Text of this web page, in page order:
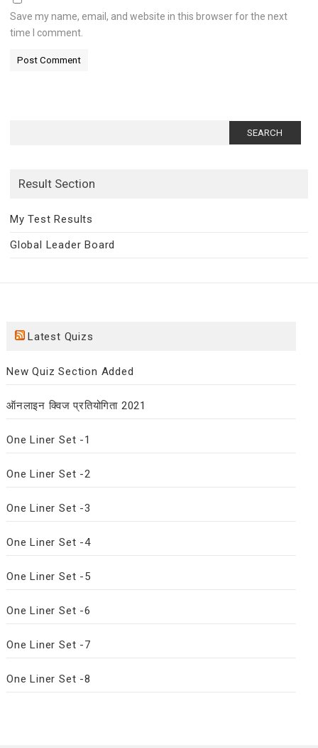
Save my name, email, and website in this browser for the next
time I comment.
Result Section
My Test Results
Global Leader Board
Latest Quizs
New Quiz Section Added
ऑनलाइन क्विज प्रतियोगिता 2021
One Liner Set -1
One Liner Set -2
One Liner Set -3
One Liner Set -4
One Liner Set -5
One Liner Set -6
One Liner Set -7
One Liner Set -8